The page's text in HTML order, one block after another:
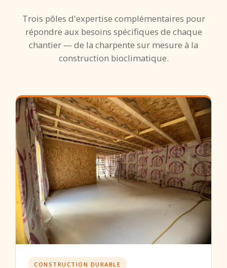
Trois pôles d'expertise complémentaires pour
répondre aux besoins spécifiques de chaque
chantier — de la charpente sur mesure à la
construction bioclimatique.
CONSTRUCTION DURABLE